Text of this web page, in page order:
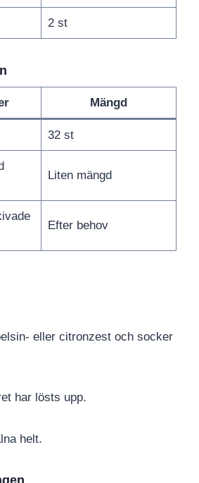
2 st
Mängd
32 st
Liten mängd
Efter behov
eller citronzest och socker
har lösts upp.
helt.